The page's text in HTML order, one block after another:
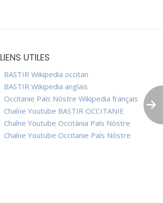
LIENS UTILES
BASTIR Wikipedia occitan
BASTIR Wikipedia anglais
Occitanie País Nòstre Wikipedia français
Chaîne Youtube BASTIR OCCITANIE
Chaîne Youtube Occitània País Nòstre
Chaîne Youtube Occitanie País Nòstre